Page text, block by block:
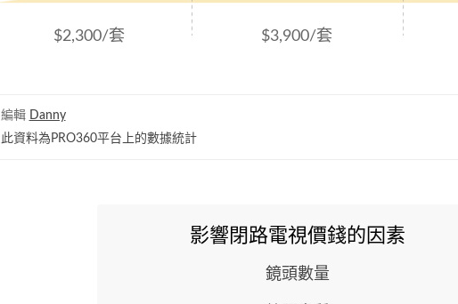
$2,300/套 $3,900/套
編輯 Danny
此資料為PRO360平台上的數據統計
影響閉路電視價錢的因素
鏡頭數量